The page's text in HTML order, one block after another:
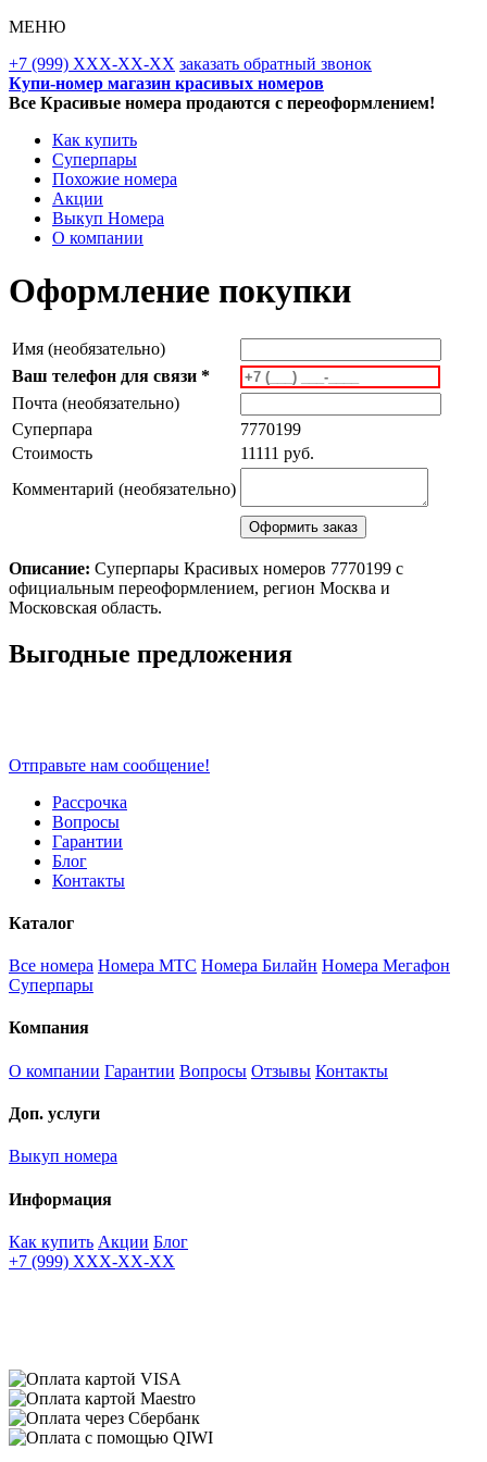
МЕНЮ
+7 (999) XXX-XX-XX заказать обратный звонок
Купи-номер магазин красивых номеров
Все Красивые номера продаются с переоформлением!
Как купить
Суперпары
Похожие номера
Акции
Выкуп Номера
О компании
Оформление покупки
Имя (необязательно)
Ваш телефон для связи *
Почта (необязательно)
Суперпара
7770199
Стоимость
11111 руб.
Комментарий (необязательно)
Описание: Суперпары Красивых номеров 7770199 с
официальным переоформлением, регион Москва и
Московская область.
Scroll
Up
Выгодные предложения
Отправьте нам сообщение!
Рассрочка
Вопросы
Гарантии
Блог
Контакты
Каталог
Все номера Номера МТС Номера Билайн Номера Мегафон
Суперпары
Компания
О компании Гарантии Вопросы Отзывы Контакты
Доп. услуги
Выкуп номера
Информация
Как купить Акции Блог
+7 (999) XXX-XX-XX